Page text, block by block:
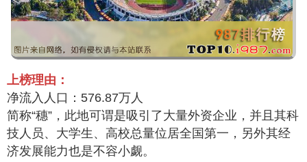
上榜理由：
净流入人口：576.87万人
简称“穗”，此地可谓是吸引了大量外资企业，并且其科
技人员、大学生、高校总量位居全国第一，另外其经
济发展能力也是不容小觑。